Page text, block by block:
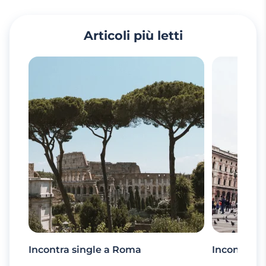
Articoli più letti
Incontra single a Roma Incontra